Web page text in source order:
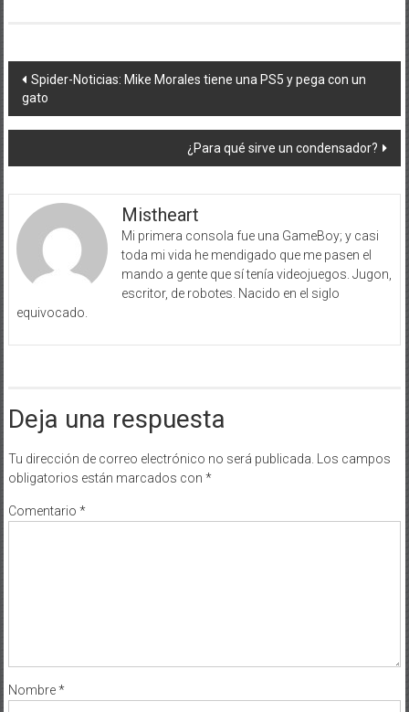
Navegación
de
Spider-Noticias: Mike Morales tiene una PS5 y pega con un
gato
¿Para qué sirve un condensador?
Mistheart
Mi primera consola fue una GameBoy; y casi
toda mi vida he mendigado que me pasen el
mando a gente que sí tenía videojuegos. Jugon,
escritor, de robotes. Nacido en el siglo
equivocado.
Deja una respuesta
Tu dirección de correo electrónico no será publicada. Los campos
obligatorios están marcados con *
Comentario *
Nombre*